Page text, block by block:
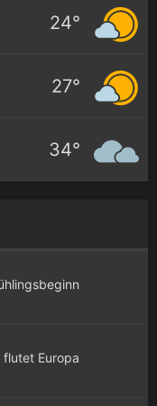
24°
27°
34°
flutet Europa